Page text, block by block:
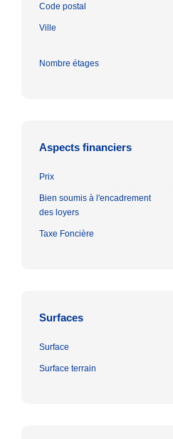
Code postal
Ville
Nombre étages
Aspects financiers
Prix
Bien soumis à l'encadrement
des loyers
Taxe Foncière
Surfaces
Surface
Surface terrain